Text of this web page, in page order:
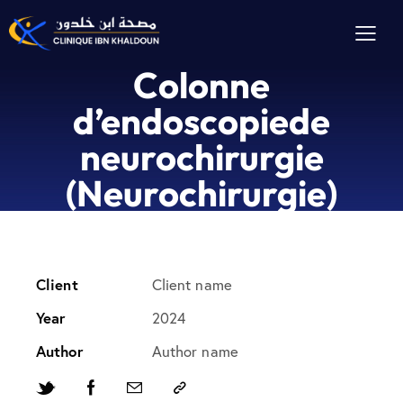
Colonne
d’endoscopiede
neurochirurgie
(Neurochirurgie)
Client
Client name
Year
2024
Author
Author name